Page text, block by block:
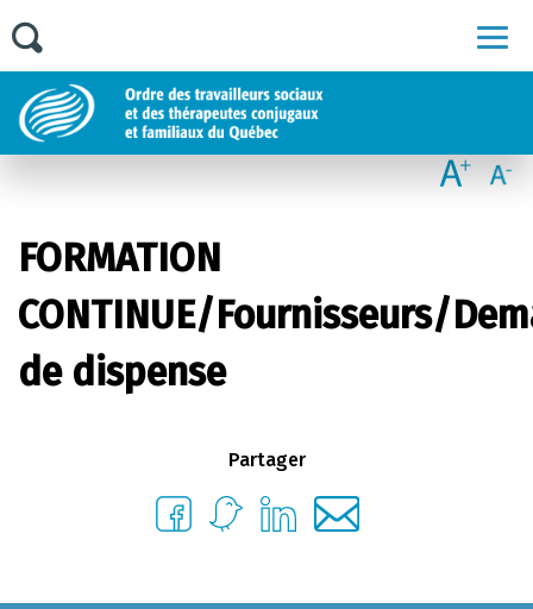
FORMATION
CONTINUE/Fournisseurs/
de dispense
Partager